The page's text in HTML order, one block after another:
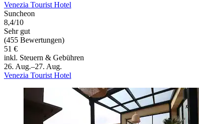
Venezia Tourist Hotel
Suncheon
8,4/10
Sehr gut
(455 Bewertungen)
51 €
inkl. Steuern & Gebühren
26. Aug.–27. Aug.
Venezia Tourist Hotel